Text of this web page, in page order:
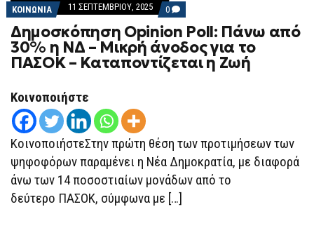
ΚΟΙΝΩΝΙΑ 11 ΣΕΠΤΕΜΒΡΊΟΥ, 2025 0 COMMENTS
ON
ΔΗΜΟΣΚΌΠΗΣΗ
OPINION
POLL:
ΠΆΝΩ
ΑΠΌ
ΓΙΑ
ΤΟ
ΠΑΣΟΚ
–
ΚΑΤΑΠΟΝΤΊΖΕΤΑΙ
ΖΩΉ
Δημοσκόπηση Opinion Poll: Πάνω από
30% η ΝΔ – Μικρή άνοδος για το
ΠΑΣΟΚ – Καταποντίζεται η Ζωή
Κοινοποιήστε
ΚοινοποιήστεΣτην πρώτη θέση των προτιμήσεων των
ψηφοφόρων παραμένει η Νέα Δημοκρατία, με διαφορά
άνω των 14 ποσοστιαίων μονάδων από το
δεύτερο ΠΑΣΟΚ, σύμφωνα με […]